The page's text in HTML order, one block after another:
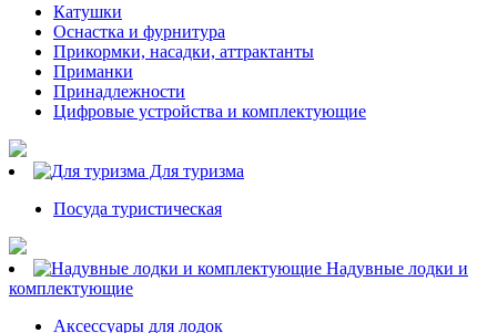
Катушки
Оснастка и фурнитура
Прикормки, насадки, аттрактанты
Приманки
Принадлежности
Цифровые устройства и комплектующие
Для туризма
Посуда туристическая
Надувные лодки и
комплектующие
Аксессуары для лодок